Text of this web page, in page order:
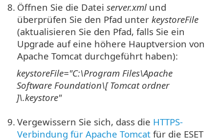
8. Öffnen Sie die Datei server.xml und
überprüfen Sie den Pfad unter keystoreFile
(aktualisieren Sie den Pfad, falls Sie ein
Upgrade auf eine höhere Hauptversion von
Apache Tomcat durchgeführt haben):
keystoreFile="C:\Program Files\Apache
Software Foundation\[ Tomcatordner
]\.keystore"
9. Vergewissern Sie sich, dass die HTTPS-
Verbindung für Apache Tomcat für die ESET